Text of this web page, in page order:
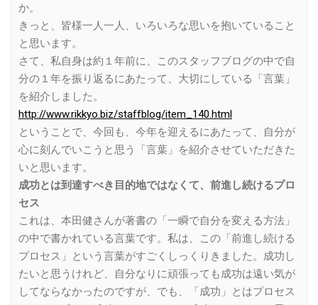
か。
きっと、皆様一人一人、いろいろな思いを抱いていること
と思います。
さて、私自身は約１年前に、このスタッフブログの中で自
分の１年を振り返るにあたって、大切にしている「言葉」
を紹介しました。
http://www.rikkyo.biz/staffblog/item_140.html
ということで、今回も、今年を迎えるにあたって、自分が
心に刻んでいこうと思う「言葉」を紹介させていただきた
いと思います。
成功とは到達すべき目的地ではなくて、前進し続けるプロ
セス
これは、本田健さんが著書の「一瞬で自分を変える方法」
の中で書かれている言葉です。私は、この「前進し続ける
プロセス」という言葉がすごくしっくりきました。成功し
たいと思うけれど、自分なりに頑張っても成功は遠い気が
してならなかったのですが、でも、「成功」とはプロセス